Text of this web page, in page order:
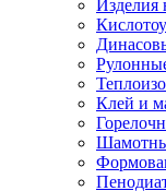
Изделия
Клей и